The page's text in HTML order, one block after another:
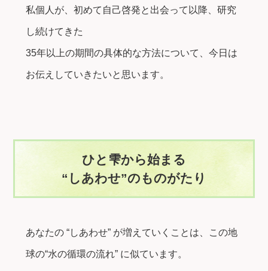
私個人が、初めて自己啓発と出会って以降、研究
し続けてきた
35年以上の期間の具体的な方法について、今日は
お伝えしていきたいと思います。
ひと雫から始まる
“しあわせ”のものがたり
あなたの “しあわせ” が増えていくことは、この地
球の“水の循環の流れ” に似ています。